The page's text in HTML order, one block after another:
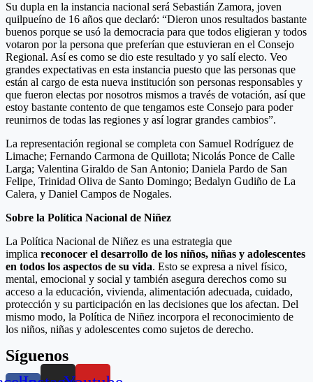
Su dupla en la instancia nacional será Sebastián Zamora, joven
quilpueíno de 16 años que declaró: “Dieron unos resultados bastante
buenos porque se usó la democracia para que todos eligieran y todos
votaron por la persona que preferían que estuvieran en el Consejo
Regional. Así es como se dio este resultado y yo salí electo. Veo
grandes expectativas en esta instancia puesto que las personas que
están al cargo de esta nueva institución son personas responsables y
que fueron electas por nosotros mismos a través de votación, así que
estoy bastante contento de que tengamos este Consejo para poder
reunirnos de todas las regiones y así lograr grandes cambios”.
La representación regional se completa con Samuel Rodríguez de
Limache; Fernando Carmona de Quillota; Nicolás Ponce de Calle
Larga; Valentina Giraldo de San Antonio; Daniela Pardo de San
Felipe, Trinidad Oliva de Santo Domingo; Bedalyn Gudiño de La
Calera, y Daniel Campos de Nogales.
Sobre la Política Nacional de Niñez
La Política Nacional de Niñez es una estrategia que
implica reconocer el desarrollo de los niños, niñas y adolescentes
en todos los aspectos de su vida. Esto se expresa a nivel físico,
mental, emocional y social y también asegura derechos como su
acceso a la educación, vivienda, alimentación adecuada, cuidado,
protección y su participación en las decisiones que los afectan. Del
mismo modo, la Política de Niñez incorpora el reconocimiento de
los niños, niñas y adolescentes como sujetos de derecho.
Síguenos